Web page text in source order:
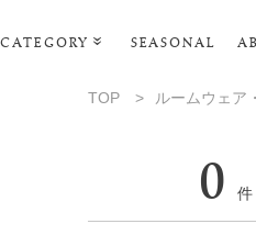
CATEGORY SEASONAL
ポーチ･トラベルグッズ
TOP > ルームウェア
0 件